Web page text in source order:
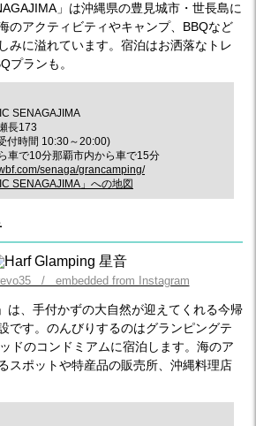
」は沖縄県の豊見城市・世長島に
のアクティビティやキャンプ、BBQなど
みに溢れています。宿泊はお洒落なトレ
プランも。
SENAGAJIMA
長173
付時間 10:30～20:00)
車で10分那覇市内から車で15分
senaga/grancamping/
SENAGAJIMA」への地図
/ embedded from Instagram
は、手付かずの大自然が迎えてくれる今帰
です。のんびりするのはグランピングテ
ドのコンドミアムに宿泊します。海のア
スポットや特産品の販売所、沖縄料理店